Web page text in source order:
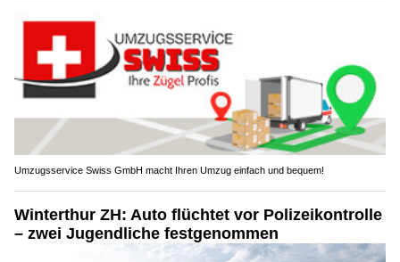
Umzugsservice Swiss GmbH macht Ihren Umzug einfach und bequem!
Winterthur ZH: Auto flüchtet vor Polizeikontrolle
– zwei Jugendliche festgenommen